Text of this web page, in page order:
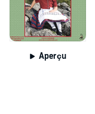
Aperçu